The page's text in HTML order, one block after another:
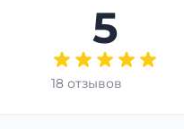
5
18 отзывов